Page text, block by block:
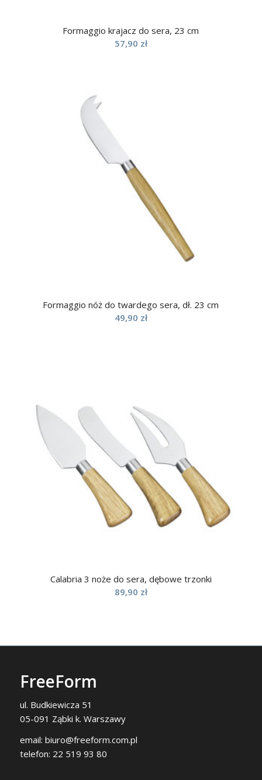
Formaggio krajacz do sera, 23 cm
57,90 zł
Formaggio nóż do twardego sera, dł. 23 cm
49,90 zł
Calabria 3 noże do sera, dębowe trzonki
89,90 zł
FreeForm
ul. Budkiewicza 51
05-091 Ząbki k. Warszawy
email: biuro@freeform.com.pl
telefon: 22 519 93 80